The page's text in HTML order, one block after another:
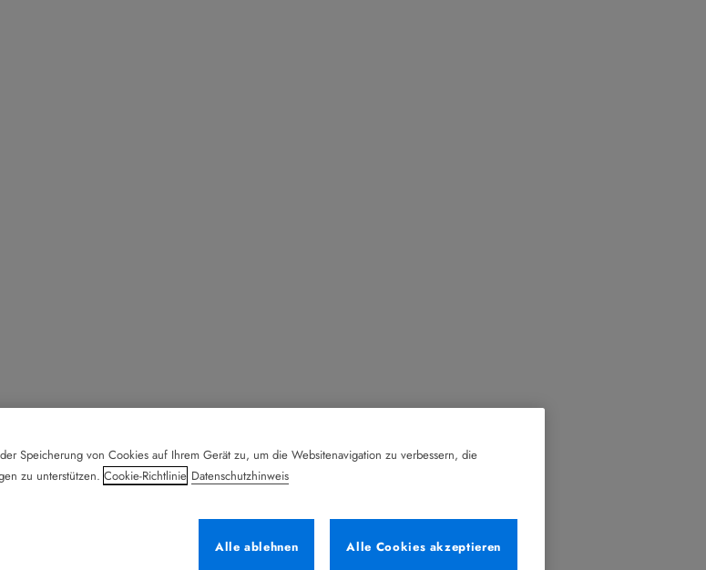
Speicherung von Cookies auf Ihrem Gerät zu, um die Websitenavigation zu verbessern, die
zu unterstützen. Cookie-Richtlinie Datenschutzhinweis
Alle ablehnen
Alle Cookies akzeptieren